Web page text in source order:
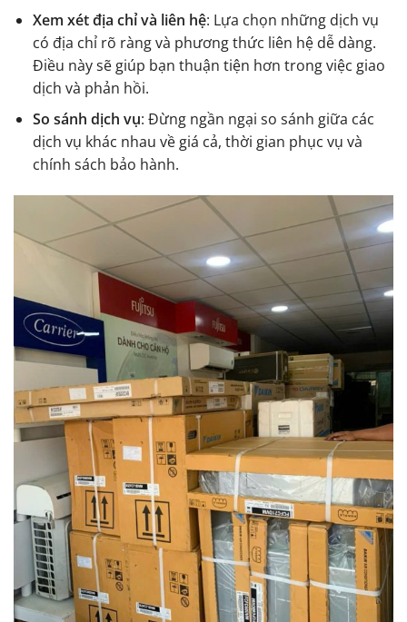
Xem xét địa chỉ và liên hệ: Lựa chọn những dịch vụ
có địa chỉ rõ ràng và phương thức liên hệ dễ dàng.
Điều này sẽ giúp bạn thuận tiện hơn trong việc giao
dịch và phản hồi.
So sánh dịch vụ: Đừng ngần ngại so sánh giữa các
dịch vụ khác nhau về giá cả, thời gian phục vụ và
chính sách bảo hành.